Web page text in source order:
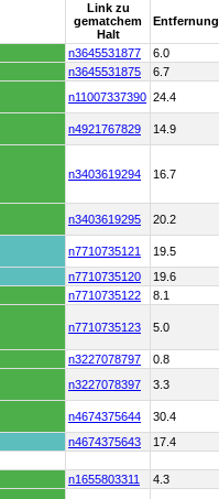
Link zu
gematchem
Halt
Entfernung
n3645531877 6.0
n3645531875 6.7
n11007337390 24.4
n4921767829 14.9
n3403619294 16.7
n3403619295 20.2
n7710735121 19.5
n7710735120 19.6
n7710735122 8.1
n7710735123 5.0
n3227078797 0.8
n3227078397 3.3
n4674375644 30.4
n4674375643 17.4
n1655803311 4.3